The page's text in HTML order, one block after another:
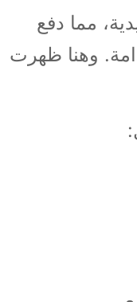
مما دفع
وهنا ظهرت